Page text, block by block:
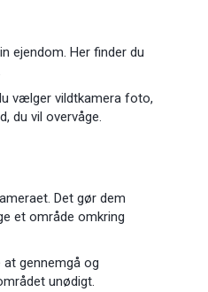
ejendom. Her finder du
vælger vildtkamera foto,
du vil overvåge.
Det gør dem
et område omkring
gennemgå og
unødigt.